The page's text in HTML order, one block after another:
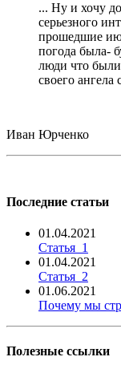
... Ну и хочу
серьезного
прошедшие
погода была-
люди что были
своего
Иван Юрченко
Последние статьи
01.04.2021
Статья_1
01.04.2021
Статья_2
01.06.2021
Почему мы
Полезные ссылки